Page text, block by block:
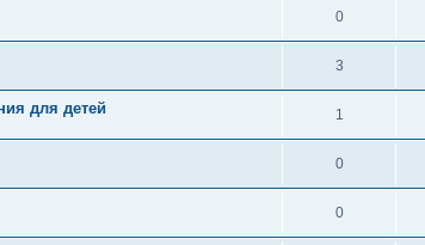
0
3
для детей 1
0
0